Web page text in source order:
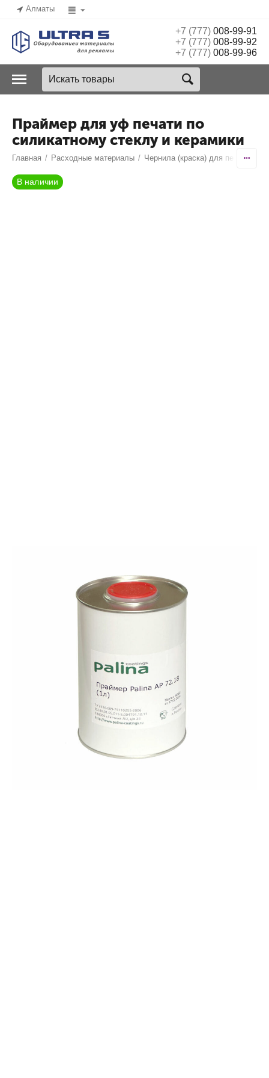
Алматы
+7 (777)008-99-91
+7 (777)008-99-92
+7 (777)008-99-96
Праймер для уф печати по
силикатному стеклу и керамики
Главная / Расходные материалы / Чернила (краска) для печати
В наличии